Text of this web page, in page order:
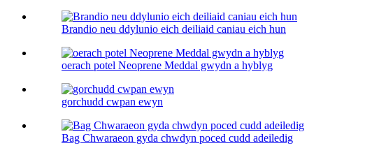
Brandio neu ddylunio eich deiliaid caniau eich hun
oerach potel Neoprene Meddal gwydn a hyblyg
gorchudd cwpan ewyn
Bag Chwaraeon gyda chwdyn poced cudd adeiledig